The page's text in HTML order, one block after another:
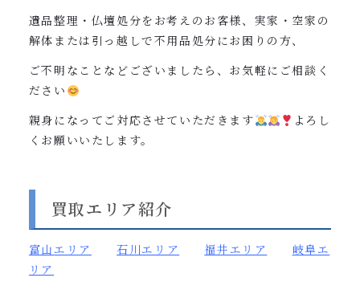
遺品整理・仏壇処分をお考えのお客様、実家・空家の
解体または引っ越しで不用品処分にお困りの方、
ご不明なことなどございましたら、お気軽にご相談く
ださい
親身になってご対応させていただきます
よろし
くお願いいたします。
買取エリア紹介
富山エリア 石川エリア 福井エリア
岐阜エ
リア